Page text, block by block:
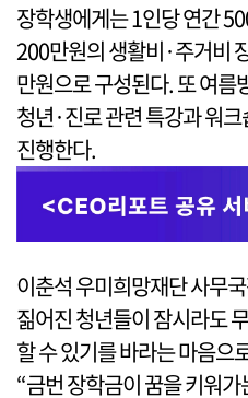
장학생에게는 1인당 연간
200만원의 생활비·주거비
만원으로 구성된다. 또 여름
청년·진로 관련 특강과 워
진행한다.
이춘석 우미희망재단 사무
짊어진 청년들이 잠시라도
할 수 있기를 바라는 마음으
“금번 장학금이 꿈을 키워